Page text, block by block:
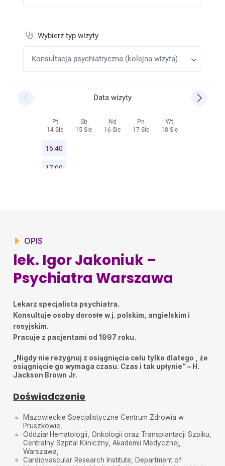
OPIS
lek. Igor Jakoniuk –
Psychiatra Warszawa
Lekarz specjalista psychiatra.
Konsultuje osoby dorosłe w j. polskim, angielskim i
rosyjskim.
Pracuje z pacjentami od 1997 roku.
„Nigdy nie rezygnuj z osiągnięcia celu tylko dlatego , że
osiągnięcie go wymaga czasu. Czas i tak upłynie” – H.
Jackson Brown Jr.
Doświadczenie
Mazowieckie Specjalistyczne Centrum Zdrowia w
Pruszkowie,
Oddział Hematologii, Onkologii oraz Transplantacji Szpiku,
Centralny Szpital Kliniczny, Akademii Medycznej,
Warszawa,
Cardiovascular Research Institute, Department of